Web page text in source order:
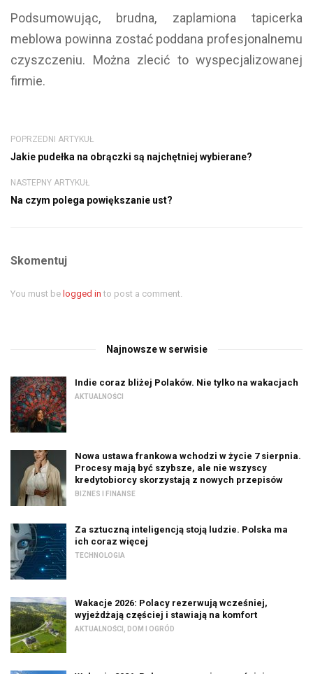
Podsumowując, brudna, zaplamiona tapicerka
meblowa powinna zostać poddana profesjonalnemu
czyszczeniu. Można zlecić to wyspecjalizowanej
firmie.
POPRZEDNI ARTYKUŁ
Jakie pudełka na obrączki są najchętniej wybierane?
NASTEPNY ARTYKUŁ
Na czym polega powiększanie ust?
Skomentuj
You must be logged in to post a comment.
Najnowsze w serwisie
Indie coraz bliżej Polaków. Nie tylko na wakacjach
AKTUALNOŚCI
Nowa ustawa frankowa wchodzi w życie 7 sierpnia.
Procesy mają być szybsze, ale nie wszyscy
kredytobiorcy skorzystają z nowych przepisów
BIZNES I FINANSE
Za sztuczną inteligencją stoją ludzie. Polska ma
ich coraz więcej
TECHNOLOGIA
Wakacje 2026: Polacy rezerwują wcześniej,
wyjeżdżają częściej i stawiają na komfort
AKTUALNOŚCI DOM I OGRÓD